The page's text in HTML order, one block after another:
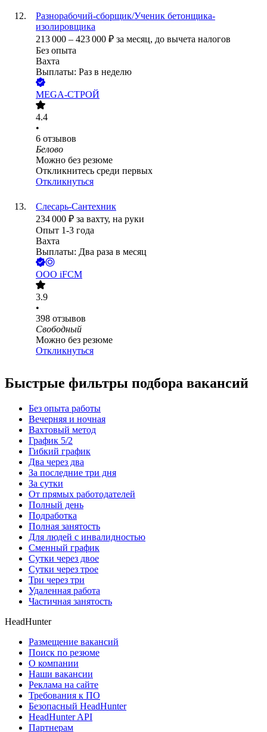
Разнорабочий-сборщик/Ученик бетонщика-
изолировщика
213 000 – 423 000 ₽ за месяц, до вычета налогов
Без опыта
Вахта
Выплаты: Раз в неделю
MEGA-СТРОЙ
4.4
•
6 отзывов
Белово
Можно без резюме
Откликнитесь среди первых
Откликнуться
Слесарь-Сантехник
234 000 ₽ за вахту, на руки
Опыт 1-3 года
Вахта
Выплаты: Два раза в месяц
ООО iFCM
3.9
•
398 отзывов
Свободный
Можно без резюме
Откликнуться
Быстрые фильтры подбора вакансий
Без опыта работы
Вечерняя и ночная
Вахтовый метод
График 5/2
Гибкий график
Два через два
За последние три дня
За сутки
От прямых работодателей
Полный день
Подработка
Полная занятость
Для людей с инвалидностью
Сменный график
Сутки через двое
Сутки через трое
Три через три
Удаленная работа
Частичная занятость
HeadHunter
Размещение вакансий
Поиск по резюме
О компании
Наши вакансии
Реклама на сайте
Требования к ПО
Безопасный HeadHunter
HeadHunter API
Партнерам